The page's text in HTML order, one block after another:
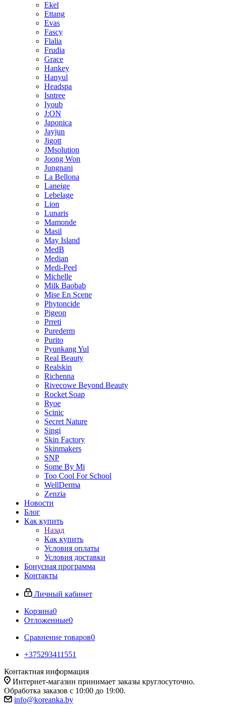
Ekel
Ettang
Evas
Fascy
Flalia
Frudia
Grace
Hankey
Hanyul
Headspa
Isntree
Iyoub
J:ON
Japonica
Jayjun
Jigott
JMsolution
Joong Won
Jungnani
La Bellona
Laneige
Lebelage
Lion
Lunaris
Mamonde
Masil
May Island
MedB
Median
Medi-Peel
Michelle
Milk Baobab
Mise En Scene
Phytoncide
Pigeon
Prreti
Purederm
Purito
Pyunkang Yul
Real Beauty
Realskin
Richenna
Rivecowe Beyond Beauty
Rocket Soap
Ryoe
Scinic
Secret Nature
Singi
Skin Factory
Skinmakers
SNP
Some By Mi
Too Cool For School
WellDerma
Zenzia
Новости
Блог
Как купить
Назад
Как купить
Условия оплаты
Условия доставки
Бонусная программа
Контакты
Личный кабинет
Корзина0
Отложенные0
Сравнение товаров0
+375293411551
Контактная информация
Интернет-магазин принимает заказы круглосуточно.
Обработка заказов с 10:00 до 19:00.
info@koreanka.by